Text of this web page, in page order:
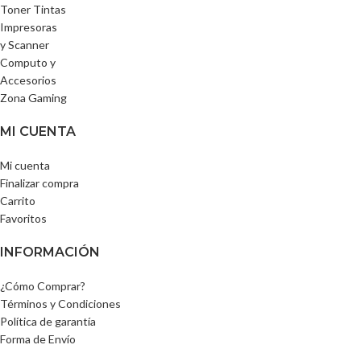
Toner Tintas
Impresoras
y Scanner
Computo y
Accesorios
Zona Gaming
MI CUENTA
Mi cuenta
Finalizar compra
Carrito
Favoritos
INFORMACIÓN
¿Cómo Comprar?
Términos y Condiciones
Política de garantía
Forma de Envío